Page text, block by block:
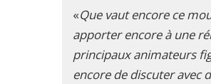
«Que vaut encore ce
apporter encore à une
principaux animateurs
encore de discuter avec